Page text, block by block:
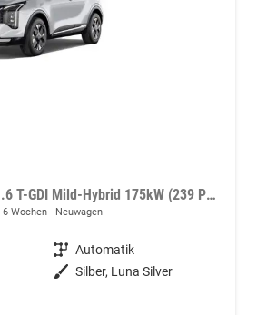
GT-Line (GT-Line) 1.6 T-GDI Mild-Hybrid 175kW (239 PS) AWD 6-Gang-DSG
6 Wochen Neuwagen
Getriebe Automatik
Außenfarbe Silber, Luna Silver